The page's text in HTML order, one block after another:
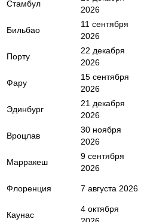
Стамбул
2026
Бильбао
11 сентября
2026
Порту
22 декабря
2026
Фару
15 сентября
2026
Эдинбург
21 декабря
2026
Вроцлав
30 ноября
2026
Марракеш
9 сентября
2026
Флоренция 7 августа 2026
Каунас
4 октября